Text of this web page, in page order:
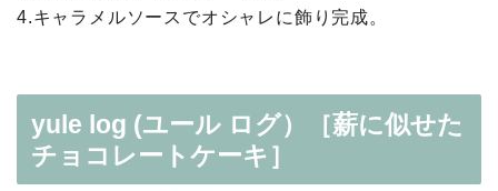
4.キャラメルソースでオシャレに飾り完成。
yule log (ユール ログ）［薪に似せた
チョコレートケーキ］